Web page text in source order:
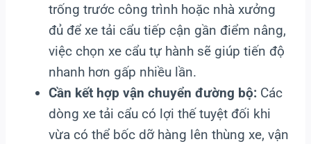
trống trước công trình hoặc nhà xưởng
đủ để xe tải cẩu tiếp cận gần điểm nâng,
việc chọn xe cẩu tự hành sẽ giúp tiến độ
nhanh hơn gấp nhiều lần.
Cần kết hợp vận chuyển đường bộ: Các
dòng xe tải cẩu có lợi thế tuyệt đối khi
vừa có thể bốc dỡ hàng lên thùng xe, vận